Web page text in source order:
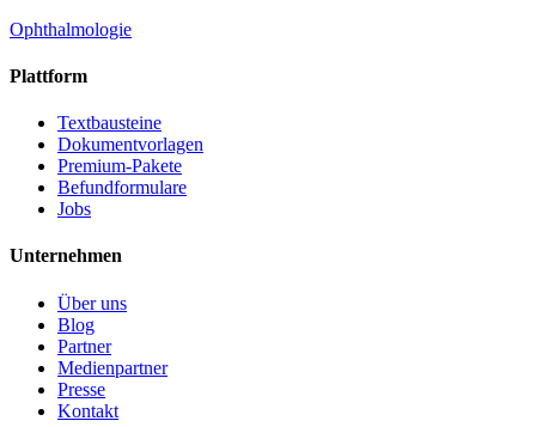
Ophthalmologie
Plattform
Textbausteine
Dokumentvorlagen
Premium-Pakete
Befundformulare
Jobs
Unternehmen
Über uns
Blog
Partner
Medienpartner
Presse
Kontakt